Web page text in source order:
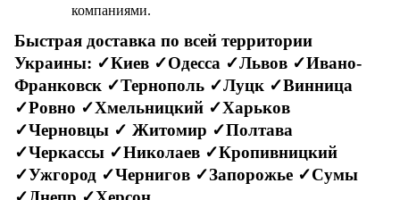
компаниями.
Быстрая доставка по всей территории
Украины: ✓Киев ✓Одесса ✓Львов ✓Ивано-
Франковск ✓Тернополь ✓Луцк ✓Винница
✓Ровно ✓Хмельницкий ✓Харьков
✓Черновцы ✓ Житомир ✓Полтава
✓Черкассы ✓Николаев ✓Кропивницкий
✓Ужгород ✓Чернигов ✓Запорожье ✓Сумы